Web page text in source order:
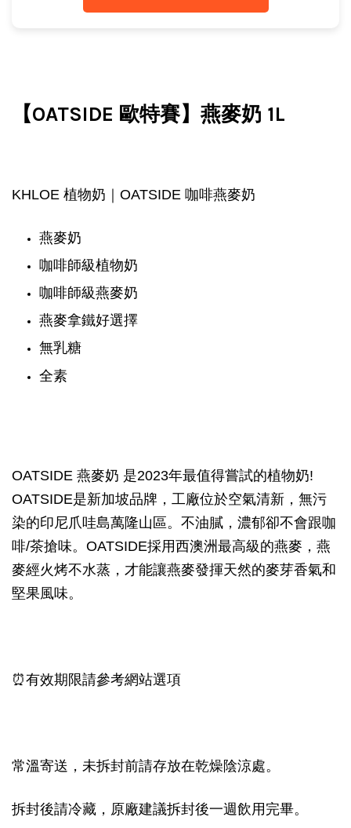
【OATSIDE 歐特賽】燕麥奶 1L
KHLOE 植物奶｜OATSIDE 咖啡燕麥奶
燕麥奶
咖啡師級植物奶
咖啡師級燕麥奶
燕麥拿鐵好選擇
無乳糖
全素
OATSIDE 燕麥奶 是2023年最值得嘗試的植物奶!
OATSIDE是新加坡品牌，工廠位於空氣清新，無污
染的印尼爪哇島萬隆山區。不油膩，濃郁卻不會跟咖
啡/茶搶味。OATSIDE採用西澳洲最高級的燕麥，燕
麥經火烤不水蒸，才能讓燕麥發揮天然的麥芽香氣和
堅果風味。
⏰有效期限請參考網站選項
常溫寄送，未拆封前請存放在乾燥陰涼處。
拆封後請冷藏，原廠建議拆封後一週飲用完畢。